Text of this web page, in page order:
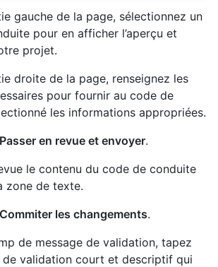
gauche de la page, sélectionnez un
pour en afficher l’aperçu et
projet.
droite de la page, renseignez les
pour fournir au code de
les informations appropriées.
Passer en revue et envoyer.
le contenu du code de conduite
zone de texte.
Commiter les changements.
de message de validation, tapez
de validation court et descriptif qui